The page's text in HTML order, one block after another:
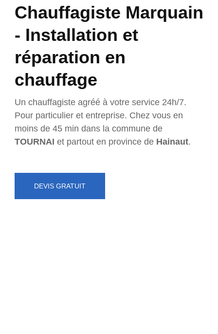
Chauffagiste Marquain
- Installation et
réparation en
chauffage
Un chauffagiste agréé à votre service 24h/7.
Pour particulier et entreprise. Chez vous en
moins de 45 min dans la commune de
TOURNAI et partout en province de Hainaut.
DEVIS GRATUIT